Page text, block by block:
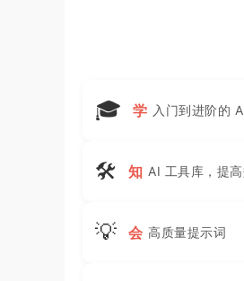
🎓 学 入门到进阶的
🛠 知 AI 工具库，提
💡 会 高质量提示词